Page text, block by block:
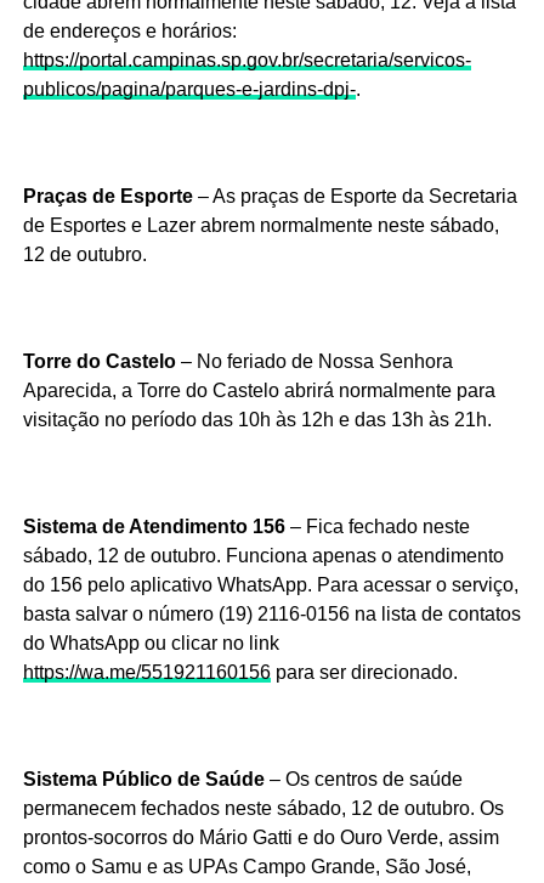
de endereços e horários:
https://portal.campinas.sp.gov.br/secretaria/servicos-
publicos/pagina/parques-e-jardins-dpj-.
Praças de Esporte– As praças de Esporte da Secretaria
de Esportes e Lazer abrem normalmente neste sábado,
12 de outubro.
Torre do Castelo– No feriado de Nossa Senhora
Aparecida, a Torre do Castelo abrirá normalmente para
visitação no período das 10h às 12h e das 13h às 21h.
Sistema de Atendimento 156– Fica fechado neste
sábado, 12 de outubro. Funciona apenas o atendimento
do 156 pelo aplicativo WhatsApp. Para acessar o serviço,
basta salvar o número (19) 2116-0156 na lista de contatos
do WhatsApp ou clicar no link
https://wa.me/551921160156para ser direcionado.
Sistema Público de Saúde – Os centros de saúde
permanecem fechados neste sábado, 12 de outubro. Os
prontos-socorros do Mário Gatti e do Ouro Verde, assim
como o Samu e as UPAs Campo Grande, São José,